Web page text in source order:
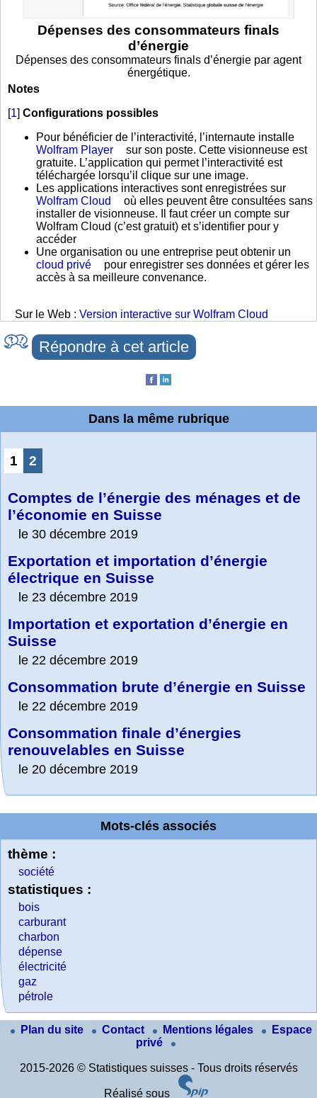
Dépenses des consommateurs finals
d’énergie
Dépenses des consommateurs finals d’énergie par agent
énergétique.
Notes
[1] Configurations possibles
Pour bénéficier de l’interactivité, l’internaute installe
Wolfram Player
sur son poste. Cette visionneuse est
gratuite. L’application qui permet l’interactivité est
téléchargée lorsqu’il clique sur une image.
Les applications interactives sont enregistrées sur
Wolfram Cloud
où elles peuvent être consultées sans
installer de visionneuse. Il faut créer un compte sur
Wolfram Cloud (c’est gratuit) et s’identifier pour y
accéder
Une organisation ou une entreprise peut obtenir un
cloud privé
pour enregistrer ses données et gérer les
accès à sa meilleure convenance.
Sur le Web : Version interactive sur Wolfram Cloud
Répondre à cet article
Dans la même rubrique
1 2
Comptes de l’énergie des ménages et de
l’économie en Suisse
le 30 décembre 2019
Exportation et importation d’énergie
électrique en Suisse
le 23 décembre 2019
Importation et exportation d’énergie en
Suisse
le 22 décembre 2019
Consommation brute d’énergie en Suisse
le 22 décembre 2019
Consommation finale d’énergies
renouvelables en Suisse
le 20 décembre 2019
Mots-clés associés
thème :
société
statistiques :
bois
carburant
charbon
dépense
électricité
gaz
pétrole
Plan du site Contact Mentions légales
Espace
privé
2015-2026 © Statistiques suisses - Tous droits réservés
Réalisé sous